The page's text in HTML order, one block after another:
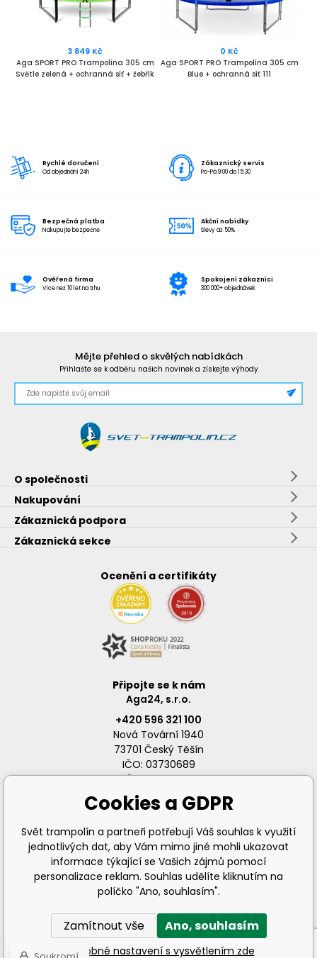
3 849 Kč
Aga SPORT PRO Trampolína 305 cm
Světle zelená + ochranná síť + žebřík
0 Kč
Aga SPORT PRO Trampolína 305 cm
Blue + ochranná síť 111
Rychlé doručení
Od objednání 24h
Zákaznický servis
Po-Pá 9:00 do 15:30
Bezpečná platba
Nakupujte bezpečně
Akční nabídky
Slevy až 50%
Ověřená firma
Více než 10 let na trhu
Spokojení zákazníci
300 000+ objednávek
Mějte přehled o skvělých nabídkách
Přihlašte se k odběru našich novinek a získejte výhody
O společnosti
Nakupování
Zákaznická podpora
Zákaznická sekce
Ocenění a certifikáty
Připojte se k nám
Aga24, s.r.o.
+420 596 321 100
Nová Tovární 1940
73701 Český Těšín
IČO: 03730689
DIČ: CZ03730689
info@svet-trampolin.cz
Cookies a GDPR
Svět trampolín a partneři potřebují Váš souhlas k využití
jednotlivých dat, aby Vám mimo jiné mohli ukazovat
informace týkající se Vašich zájmů pomocí
personalizace reklam. Souhlas udělíte kliknutím na
políčko "Ano, souhlasím".
Zamítnout vše Ano, souhlasím
Podrobné nastavení s vysvětlením zde